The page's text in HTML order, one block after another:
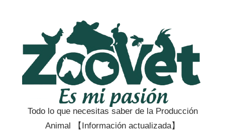
contenido
Zootecnia
Todo lo que necesitas saber de la Producción
Animal 【Información actualizada】